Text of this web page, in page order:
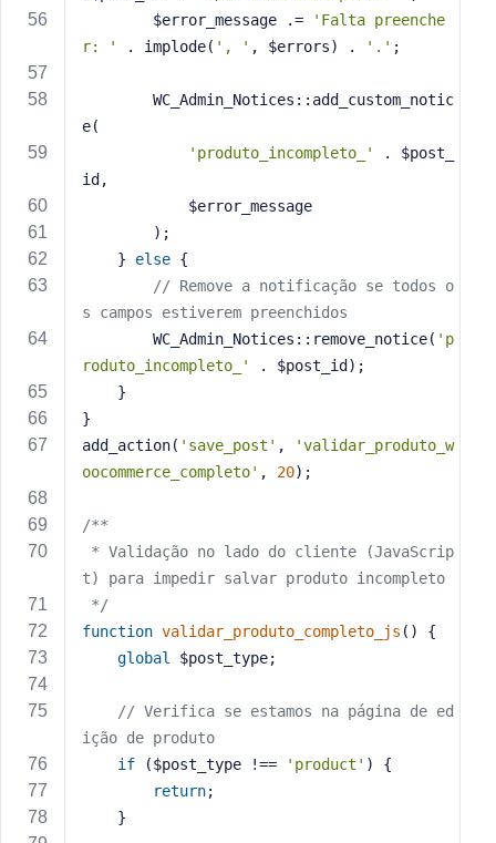
        $error_message .=
'Falta preenche
r: '
. implode( ', ' , $errors) . '.' ;
e(
'produto_incompleto_'
. $post_
id,
            $error_message
        );
    }
else {
// Remove a notificação se todos o
s campos estiverem preenchidos
        WC_Admin_Notices::remove_notice(
'p
roduto_incompleto_'
. $post_id);
    }
}
add_action( 'save_post' ,
'validar_produto_w
oocommerce_completo' , 20);
/**
t) para impedir salvar produto incompleto
*/
function validar_produto_completo_js ()
{
global
$post_type;
// Verifica se estamos na página de ed
ição de produto
if ($post_type !== 'product' ) {
return;
    }